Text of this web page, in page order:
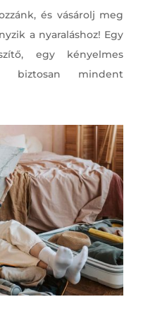
és vásárolj meg
a nyaraláshoz! Egy
egy kényelmes
biztosan mindent